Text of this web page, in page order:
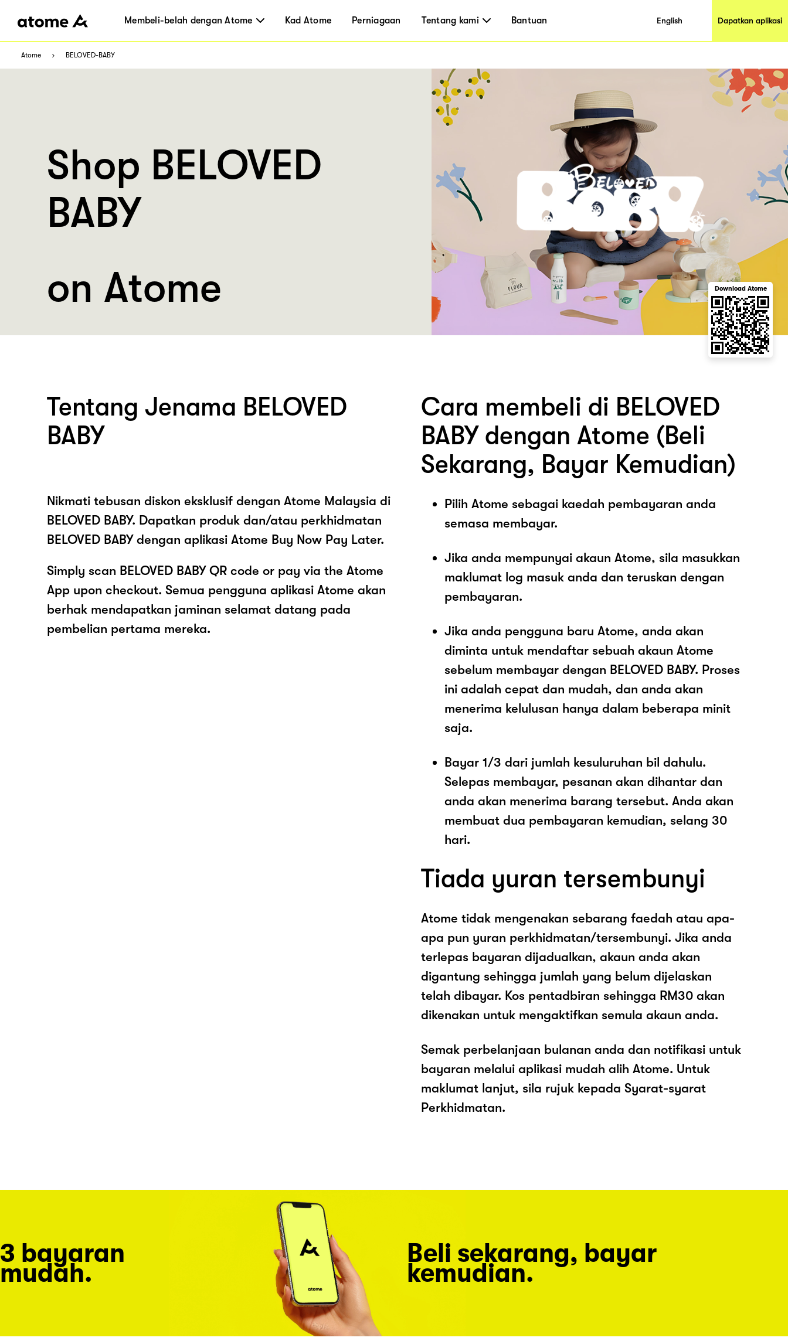
Membeli-belah dengan Atome Kad Atome Perniagaan Tentang kami Bantuan English Dapatkan aplikasi
Atome BELOVED-BABY
Shop BELOVED
BABY
on Atome
Download Atome
Tentang Jenama BELOVED
BABY
Nikmati tebusan diskon eksklusif dengan Atome Malaysia di
BELOVED BABY. Dapatkan produk dan/atau perkhidmatan
BELOVED BABY dengan aplikasi Atome Buy Now Pay Later.
Simply scan BELOVED BABY QR code or pay via the Atome
App upon checkout. Semua pengguna aplikasi Atome akan
berhak mendapatkan jaminan selamat datang pada
pembelian pertama mereka.
Cara membeli di BELOVED
BABY dengan Atome (Beli
Sekarang, Bayar Kemudian)
Pilih Atome sebagai kaedah pembayaran anda
semasa membayar.
Jika anda mempunyai akaun Atome, sila masukkan
maklumat log masuk anda dan teruskan dengan
pembayaran.
Jika anda pengguna baru Atome, anda akan
diminta untuk mendaftar sebuah akaun Atome
sebelum membayar dengan BELOVED BABY. Proses
ini adalah cepat dan mudah, dan anda akan
menerima kelulusan hanya dalam beberapa minit
saja.
Bayar 1/3 dari jumlah kesuluruhan bil dahulu.
Selepas membayar, pesanan akan dihantar dan
anda akan menerima barang tersebut. Anda akan
membuat dua pembayaran kemudian, selang 30
hari.
Tiada yuran tersembunyi
Atome tidak mengenakan sebarang faedah atau apa-
apa pun yuran perkhidmatan/tersembunyi. Jika anda
terlepas bayaran dijadualkan, akaun anda akan
digantung sehingga jumlah yang belum dijelaskan
telah dibayar. Kos pentadbiran sehingga RM30 akan
dikenakan untuk mengaktifkan semula akaun anda.
Semak perbelanjaan bulanan anda dan notifikasi untuk
bayaran melalui aplikasi mudah alih Atome. Untuk
maklumat lanjut, sila rujuk kepada Syarat-syarat
Perkhidmatan.
3 bayaran
mudah.
Beli sekarang, bayar
kemudian.